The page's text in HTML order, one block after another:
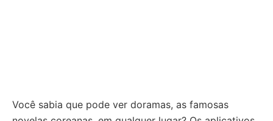
Você sabia que pode ver doramas, as famosas